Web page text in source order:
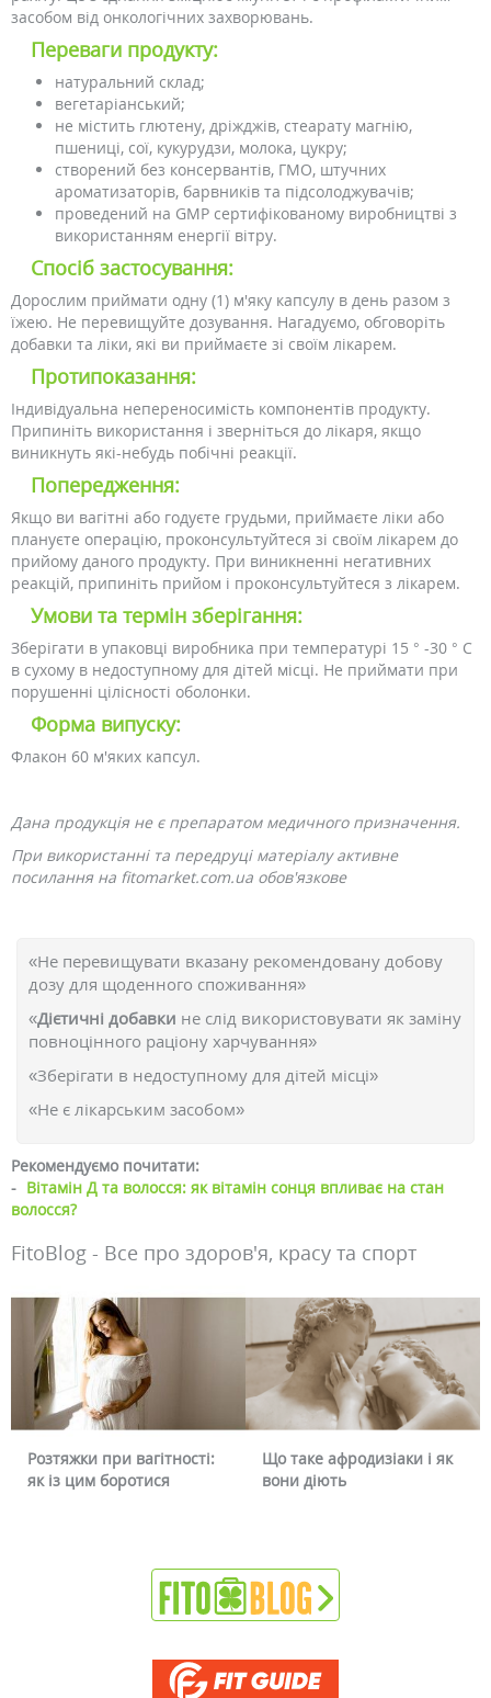
засобом від онкологічних захворювань.
Переваги продукту:
натуральний склад;
вегетаріанський;
не містить глютену, дріжджів, стеарату магнію,
пшениці, сої, кукурудзи, молока, цукру;
створений без консервантів, ГМО, штучних
ароматизаторів, барвників та підсолоджувачів;
проведений на GMP сертифікованому виробництві з
використанням енергії вітру.
Спосіб застосування:
Дорослим приймати одну (1) м'яку капсулу в день разом з
їжею. Не перевищуйте дозування. Нагадуємо, обговоріть
добавки та ліки, які ви приймаєте зі своїм лікарем.
Протипоказання:
Індивідуальна непереносимість компонентів продукту.
Припиніть використання і зверніться до лікаря, якщо
виникнуть які-небудь побічні реакції.
Попередження:
Якщо ви вагітні або годуєте грудьми, приймаєте ліки або
плануєте операцію, проконсультуйтеся зі своїм лікарем до
прийому даного продукту. При виникненні негативних
реакцій, припиніть прийом і проконсультуйтеся з лікарем.
Умови та термін зберігання:
Зберігати в упаковці виробника при температурі 15 ° -30 ° С
в сухому в недоступному для дітей місці. Не приймати при
порушенні цілісності оболонки.
Форма випуску:
Флакон 60 м'яких капсул.
Дана продукція не є препаратом медичного призначення.
При використанні та передруці матеріалу активне
посилання на fitomarket.com.ua обов'язкове
«Не перевищувати вказану рекомендовану добову
дозу для щоденного споживання»
«Дієтичні добавки не слід використовувати як заміну
повноцінного раціону харчування»
«Зберігати в недоступному для дітей місці»
«Не є лікарським засобом»
Рекомендуємо почитати:
- Вітамін Д та волосся: як вітамін сонця впливає на стан
волосся?
FitoBlog - Все про здоров'я, красу та спорт
Розтяжки при вагітності:
як із цим боротися
Що таке афродизіаки і як
вони діють